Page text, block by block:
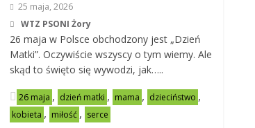
25 maja, 2026
WTZ PSONI Żory
26 maja w Polsce obchodzony jest „Dzień
Matki”. Oczywiście wszyscy o tym wiemy. Ale
skąd to święto się wywodzi, jak…..
26 maja , dzień matki , mama , dzieciństwo ,
kobieta , miłość , serce